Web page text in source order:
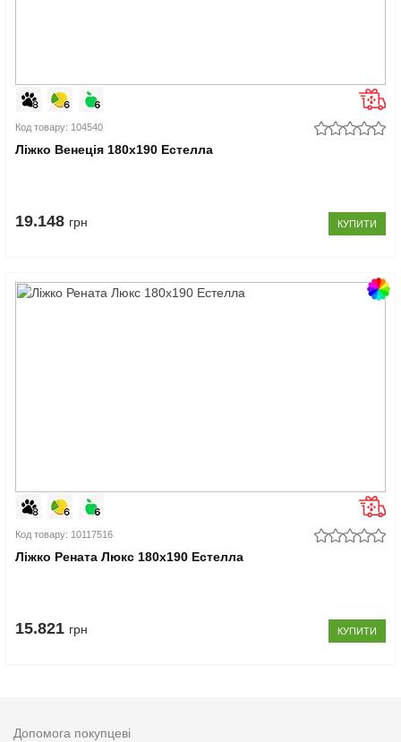
Код товару: 104540
Ліжко Венеція 180x190 Естелла
19.148 грн КУПИТИ
Код товару: 10117516
Ліжко Рената Люкс 180x190 Естелла
15.821 грн КУПИТИ
Допомога покупцеві